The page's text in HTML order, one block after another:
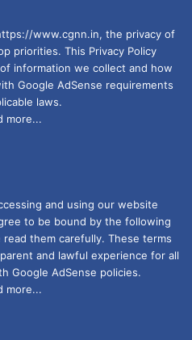
www.cgnn.in, the privacy of
priorities. This Privacy Policy
information we collect and how
Google AdSense requirements
laws.
more...
and using our website
to be bound by the following
read them carefully. These terms
and lawful experience for all
Google AdSense policies.
more...